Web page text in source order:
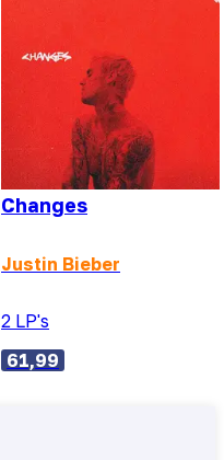
Changes
Justin Bieber
2 LP's
61,99